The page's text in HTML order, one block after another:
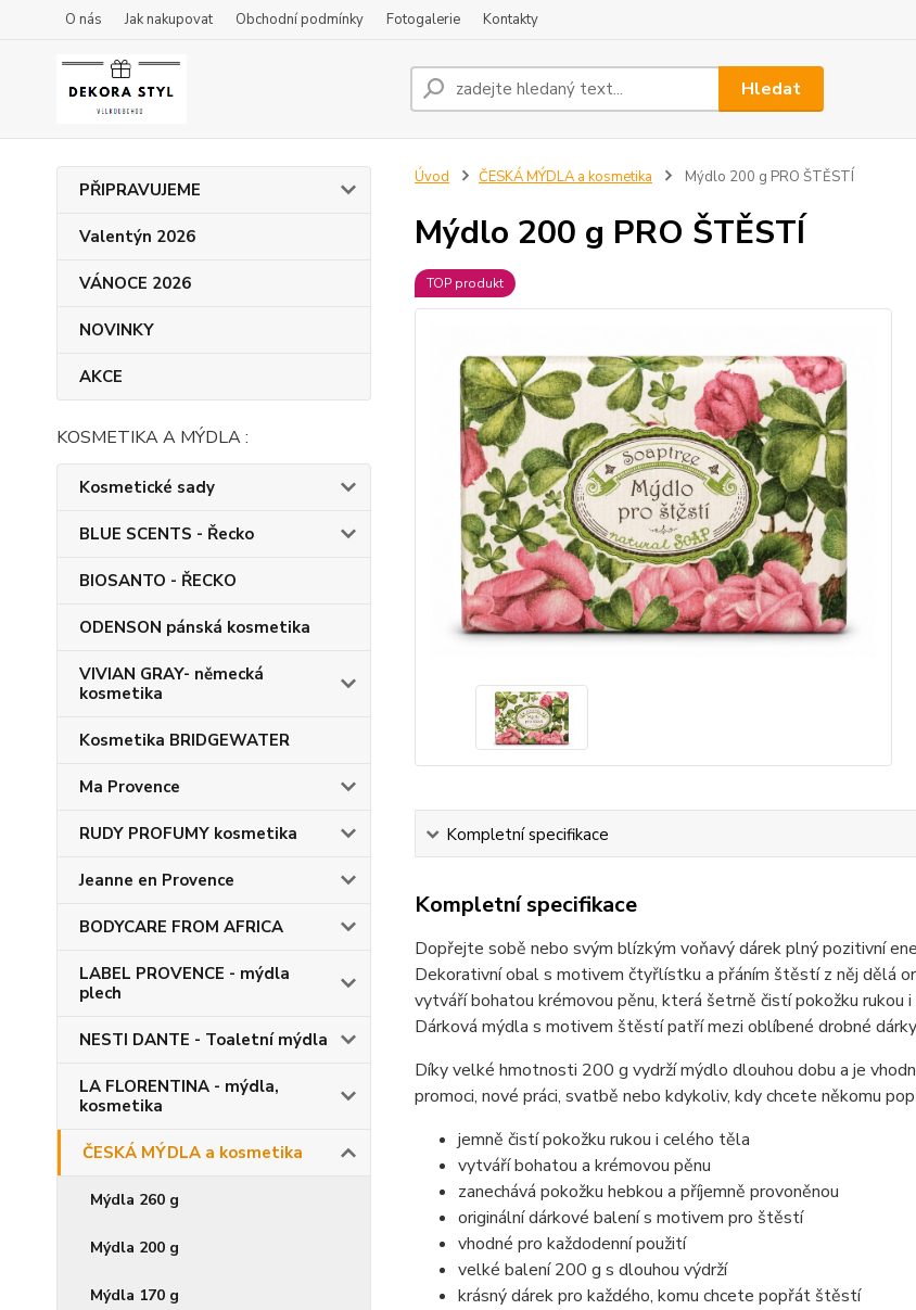
O nás Jak nakupovat Obchodní podmínky Fotogalerie Kontakty
Hledat
PŘIPRAVUJEME
Valentýn 2026
VÁNOCE 2026
NOVINKY
AKCE
KOSMETIKA A MÝDLA :
Kosmetické sady
BLUE SCENTS - Řecko
BIOSANTO - ŘECKO
ODENSON pánská kosmetika
VIVIAN GRAY- německá
kosmetika
Kosmetika BRIDGEWATER
Ma Provence
RUDY PROFUMY kosmetika
Jeanne en Provence
BODYCARE FROM AFRICA
LABEL PROVENCE - mýdla
plech
NESTI DANTE - Toaletní mýdla
LA FLORENTINA - mýdla,
kosmetika
ČESKÁ MÝDLA a kosmetika
Mýdla 260 g
Mýdla 200 g
Mýdla 170 g
Úvod ČESKÁ MÝDLA a kosmetika Mýdlo 200 g PRO ŠTĚSTÍ
Mýdlo 200 g PRO ŠTĚSTÍ
TOP produkt
Kompletní specifikace
Kompletní specifikace
Dopřejte sobě nebo svým blízkým voňavý dárek plný pozitivní
Dekorativní obal s motivem čtyřlístku a přáním štěstí z něj dělá
vytváří bohatou krémovou pěnu, která šetrně čistí pokožku rukou
Dárková mýdla s motivem štěstí patří mezi oblíbené drobné
Díky velké hmotnosti 200 g vydrží mýdlo dlouhou dobu a je
promoci, nové práci, svatbě nebo kdykoliv, kdy chcete někomu
jemně čistí pokožku rukou i celého těla
vytváří bohatou a krémovou pěnu
zanechává pokožku hebkou a příjemně provoněnou
originální dárkové balení s motivem pro štěstí
vhodné pro každodenní použití
velké balení 200 g s dlouhou výdrží
krásný dárek pro každého, komu chcete popřát štěstí